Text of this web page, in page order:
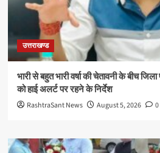
उत्तराखण्ड
भारी से बहुत भारी वर्षा की चेतावनी के बीच
को हाई अलर्ट पर रहने के निर्देश
RashtraSant News August 5, 2026 0